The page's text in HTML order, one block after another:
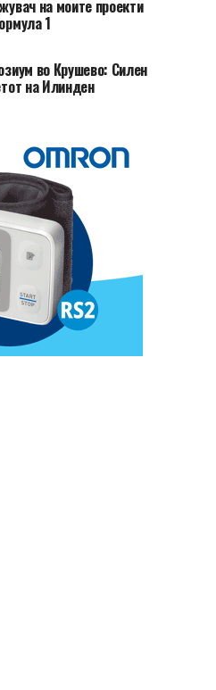
на моите проекти
1
во Крушево: Силен
на Илинден